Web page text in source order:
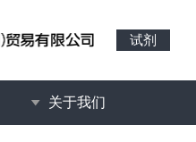
试剂
关于我们